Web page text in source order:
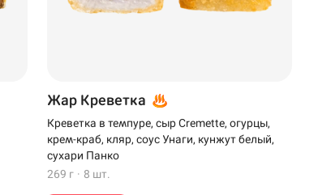
Жар Креветка
Креветка в темпуре, сыр Cremette, огурцы,
крем-краб, кляр, соус Унаги, кунжут белый,
сухари Панко
269 г · 8 шт.